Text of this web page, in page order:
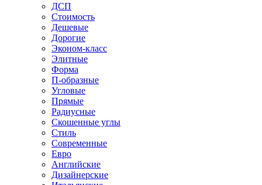
ДСП
Стоимость
Дешевые
Дорогие
Эконом-класс
Элитные
Форма
П-образные
Угловые
Прямые
Радиусные
Скошенные углы
Стиль
Современные
Евро
Английские
Дизайнерские